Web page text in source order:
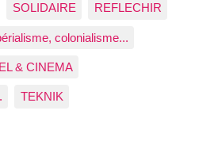
SOLIDAIRE REFLECHIR
colonialisme...
& CINEMA
TEKNIK